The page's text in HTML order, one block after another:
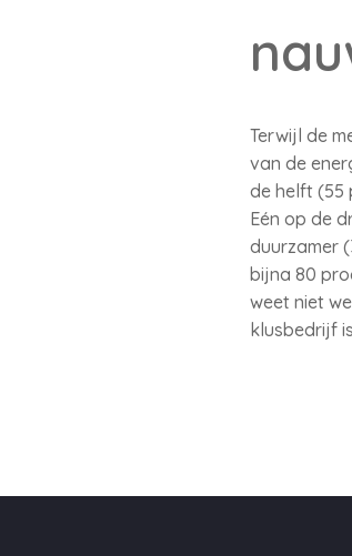
Terwijl de
van de
de helft (55
Eén op de
duurzamer
bijna 80
weet niet
klusbedrijf